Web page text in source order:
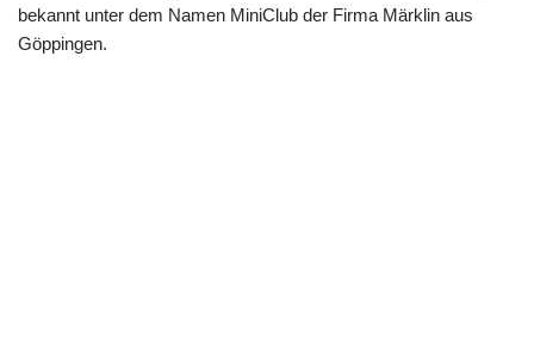
bekannt unter dem Namen MiniClub der Firma Märklin aus
Göppingen.